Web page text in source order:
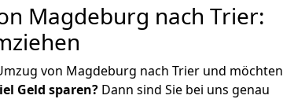
Magdeburg nach Trier:
von Magdeburg nach Trier und möchten
Geld sparen? Dann sind Sie bei uns genau